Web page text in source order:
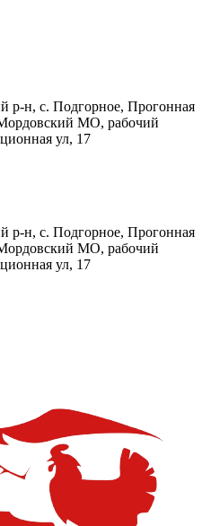
р-н, с. Подгорное, Прогонная
МО, рабочий
ул, 17
р-н, с. Подгорное, Прогонная
МО, рабочий
ул, 17